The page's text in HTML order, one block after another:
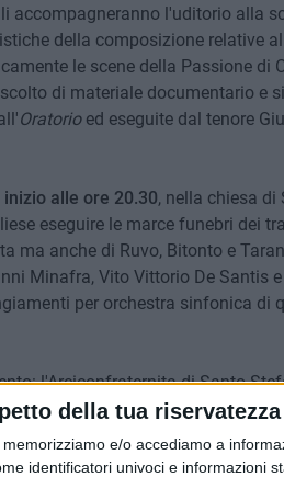
della tua
memorizziamo e/o accediamo a
identificatori univoci e informazioni
accompagneranno l'uditorio alla
della composizione relative
le scene della Passione di
di materiale documentario e
Oratorioed eseguite dal tenore
alle ore 20.30, nella chiesa di
eseguire le marce funebri dei
ma anche di Ruvo, Bitonto e
Minafra, Vito Vittorio De Santis
per orchestra sinfonica di
l'Arciconfraternita di Santo
sponsor, alla Bontà di Santo
azioni caritative. Le
allo stesso modo in cui